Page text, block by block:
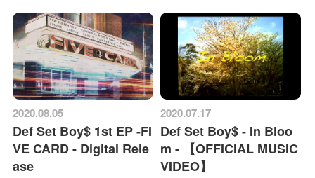
2020.08.05
Def Set Boy$ 1st EP -FI
VE CARD - Digital Rele
ase
2020.07.17
Def Set Boy$ - In Bloo
m - 【OFFICIAL MUSIC
VIDEO】